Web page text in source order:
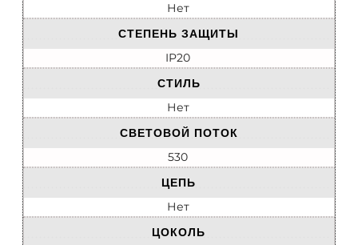
Нет
СТЕПЕНЬ ЗАЩИТЫ
IP20
СТИЛЬ
Нет
СВЕТОВОЙ ПОТОК
530
ЦЕПЬ
Нет
ЦОКОЛЬ